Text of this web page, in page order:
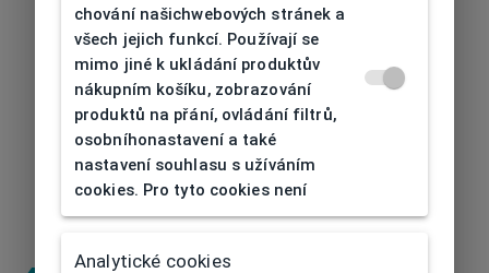
chování našichwebových stránek a
všech jejich funkcí. Používají se
mimo jiné k ukládání produktův
nákupním košíku, zobrazování
produktů na přání, ovládání filtrů,
osobníhonastavení a také
nastavení souhlasu s užíváním
cookies. Pro tyto cookies není
Analytické cookies